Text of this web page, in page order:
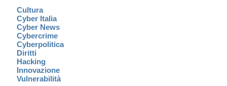
Cultura
Cyber Italia
Cyber News
Cybercrime
Cyberpolitica
Diritti
Hacking
Innovazione
Vulnerabilità